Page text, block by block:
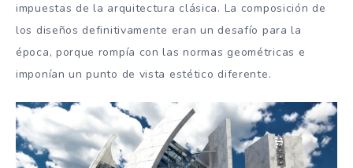
impuestas de la arquitectura clásica. La composición de
los diseños definitivamente eran un desafío para la
época, porque rompía con las normas geométricas e
imponían un punto de vista estético diferente.